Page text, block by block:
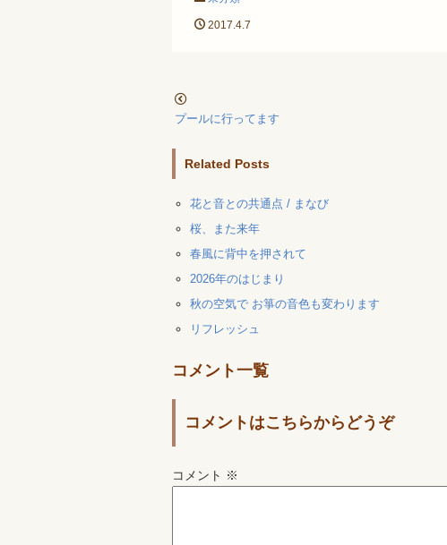
2017.4.7
プールに行ってます
Related Posts
花と音との共通点 / まなび
桜、また来年
春風に背中を押されて
2026年のはじまり
秋の空気で お箏の音色も変わります
リフレッシュ
コメント一覧
コメントはこちらからどうぞ
コメント ※